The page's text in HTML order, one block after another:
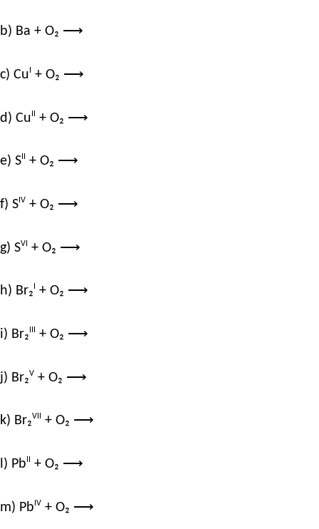
b) Ba + O₂ ⟶
c) Cu + O₂ ⟶
d) Cu + O₂ ⟶
e) S + O₂ ⟶
f) S IV + O₂ ⟶
g) SVI + O₂ ⟶
h) Br₂ + O₂ ⟶
i) Br₂ + O₂ ⟶
j) Br₂V + O₂ ⟶
k) Br₂VII + O₂ ⟶
l) Pb + O₂ ⟶
m) Pb IV + O₂ ⟶